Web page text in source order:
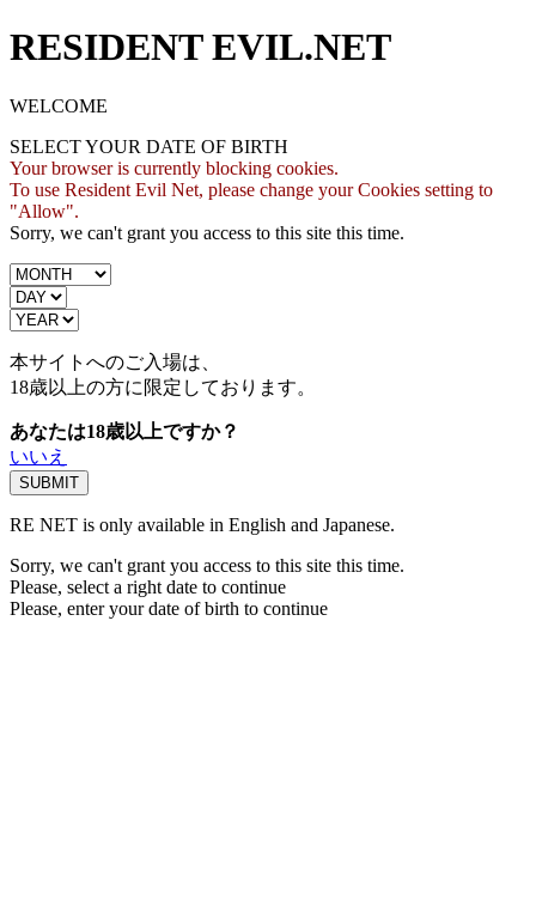
RESIDENT EVIL.NET
WELCOME
SELECT YOUR DATE OF BIRTH
Your browser is currently blocking cookies.
To use Resident Evil Net, please change your Cookies setting to
"Allow".
Sorry, we can't grant you access to this site this time.
本サイトへのご入場は、
18歳以上の方に限定しております。
あなたは18歳以上ですか？
いいえ
RE NET is only available in English and Japanese.
Sorry, we can't grant you access to this site this time.
Please, select a right date to continue
Please, enter your date of birth to continue